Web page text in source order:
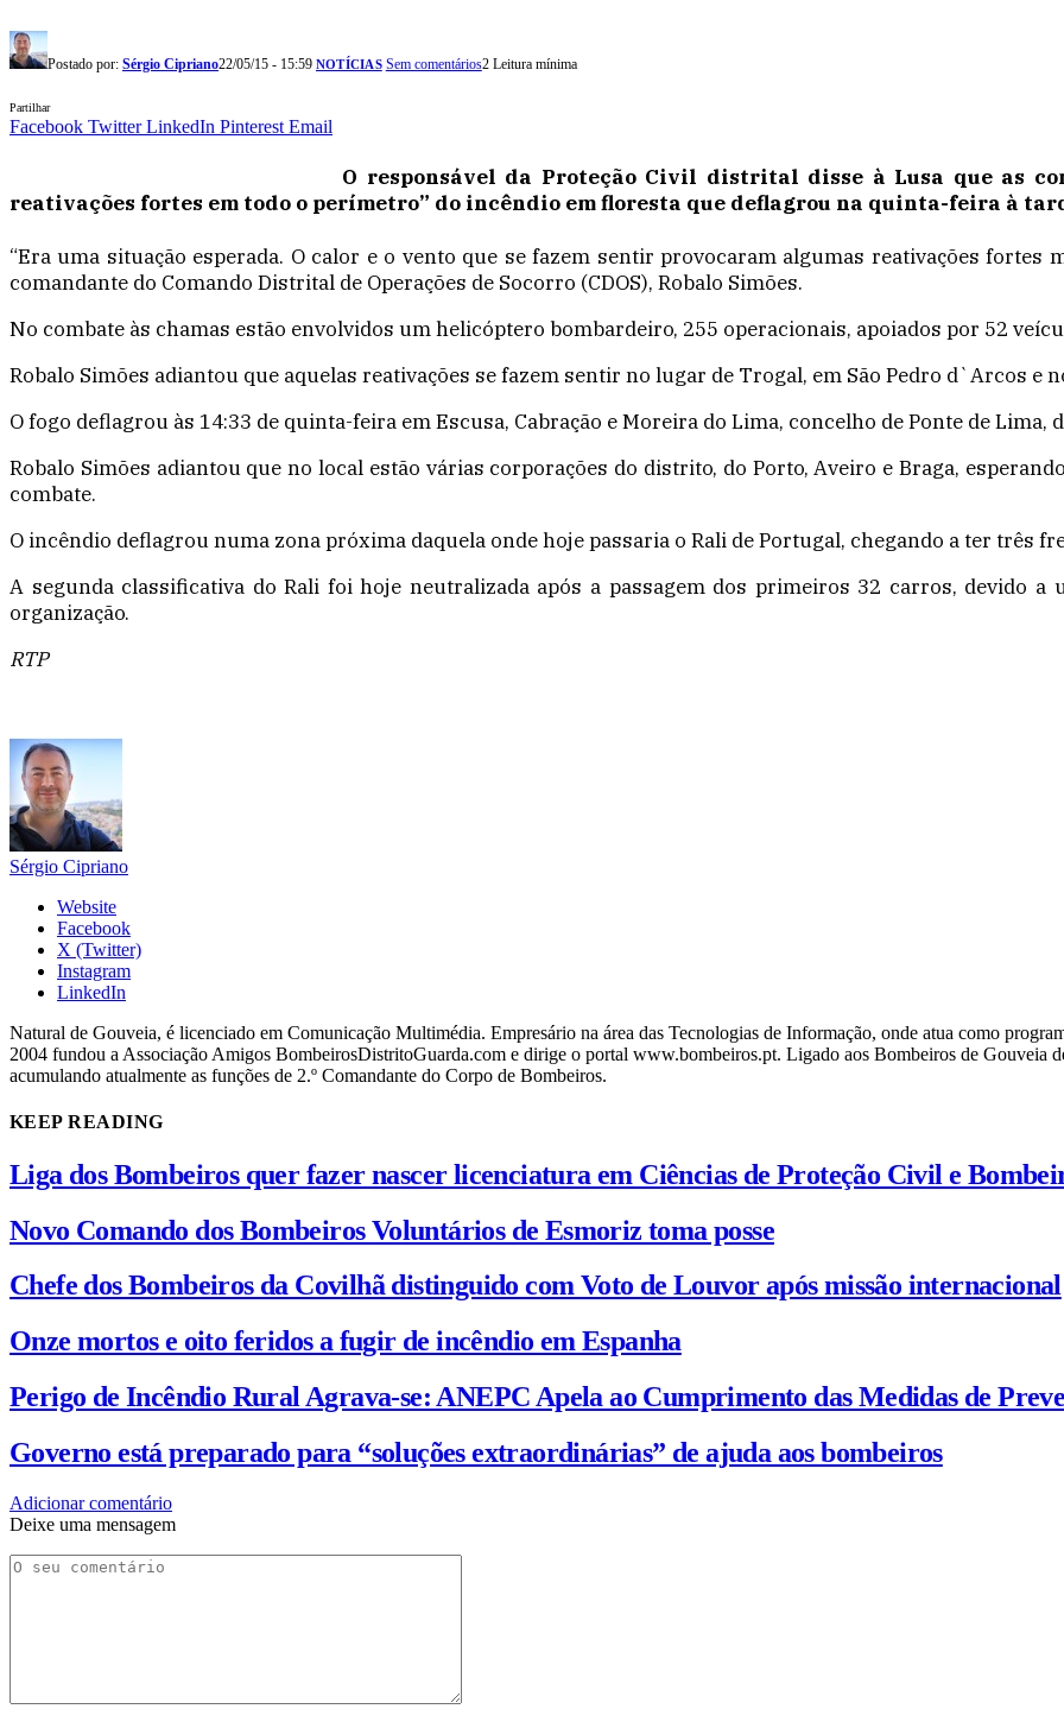
Postado por: Sérgio Cipriano22/05/15 - 15:59 NOTÍCIAS Sem comentários2 Leitura mínima
Partilhar
Facebook Twitter LinkedIn Pinterest Email
O responsável da Proteção Civil distrital disse à Lusa que as
reativações fortes em todo o perímetro” do incêndio em floresta que deflagrou na quinta-feira à
“Era uma situação esperada. O calor e o vento que se fazem sentir provocaram algumas reativações fortes
comandante do Comando Distrital de Operações de Socorro (CDOS), Robalo Simões.
No combate às chamas estão envolvidos um helicóptero bombardeiro, 255 operacionais, apoiados por 52
Robalo Simões adiantou que aquelas reativações se fazem sentir no lugar de Trogal, em São Pedro d`Arcos e
O fogo deflagrou às 14:33 de quinta-feira em Escusa, Cabração e Moreira do Lima, concelho de Ponte de Lima,
Robalo Simões adiantou que no local estão várias corporações do distrito, do Porto, Aveiro e Braga,
combate.
O incêndio deflagrou numa zona próxima daquela onde hoje passaria o Rali de Portugal, chegando a ter três
A segunda classificativa do Rali foi hoje neutralizada após a passagem dos primeiros 32 carros, devido
organização.
RTP
Sérgio Cipriano
Website
Facebook
X (Twitter)
Instagram
LinkedIn
Natural de Gouveia, é licenciado em Comunicação Multimédia. Empresário na área das Tecnologias de Informação, onde atua como
2004 fundou a Associação Amigos BombeirosDistritoGuarda.com e dirige o portal www.bombeiros.pt. Ligado aos Bombeiros de Gouveia
acumulando atualmente as funções de 2.º Comandante do Corpo de Bombeiros.
KEEP READING
Liga dos Bombeiros quer fazer nascer licenciatura em Ciências de Proteção Civil e
Novo Comando dos Bombeiros Voluntários de Esmoriz toma posse
Chefe dos Bombeiros da Covilhã distinguido com Voto de Louvor após missão internacional
Onze mortos e oito feridos a fugir de incêndio em Espanha
Perigo de Incêndio Rural Agrava-se: ANEPC Apela ao Cumprimento das Medidas de
Governo está preparado para “soluções extraordinárias” de ajuda aos bombeiros
Adicionar comentário
Deixe uma mensagem